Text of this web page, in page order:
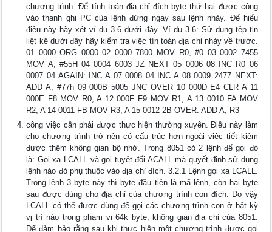
chương trình. Để tính toán địa chỉ đích byte thứ hai được cộng
vào thanh ghi PC của lệnh đứng ngay sau lệnh nhảy. Để hiểu
điều này hãy xét ví dụ 3.6 dưới đây. Ví dụ 3.6: Sử dụng tệp tin
liệt kê dưới đây hãy kiểm tra việc tín toán địa chỉ nhảy về trước.
01 0000 ORG 0000 02 0000 7800 MOV R0, #0 03 0002 7455
MOV A, #55H 04 0004 6003 JZ NEXT 05 0006 08 INC R0 06
0007 04 AGAIN: INC A 07 0008 04 INC A 08 0009 2477 NEXT:
ADD A, #77h 09 000B 5005 JNC OVER 10 000D E4 CLR A 11
000E F8 MOV R0, A 12 000F F9 MOV R1, A 13 0010 FA MOV
R2, A 14 0011 FB MOV R3, A 15 0012 2B OVER: ADD A, R3
công việc cần phải được thực hiện thường xuyên. Điều này làm
cho chương trình trở nên có cấu trúc hơn ngoài việc tiết kiệm
được thêm không gian bộ nhớ. Trong 8051 có 2 lệnh để gọi đó
là: Gọi xa LCALL và gọi tuyệt đối ACALL mà quyết định sử dụng
lệnh nào đó phụ thuộc vào địa chỉ đích. 3.2.1 Lệnh gọi xa LCALL.
Trong lệnh 3 byte này thì byte đầu tiên là mã lệnh, còn hai byte
sau được dùng cho địa chỉ của chương trình con đích. Do vậy
LCALL có thể được dùng để gọi các chương trình con ở bất kỳ
vị trí nào trong phạm vi 64k byte, không gian địa chỉ của 8051.
Để đảm bảo rằng sau khi thực hiện một chương trình được gọi